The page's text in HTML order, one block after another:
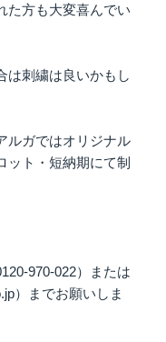
た方も大変喜んでい
は刺繍は良いかもし
ルガではオリジナル
ット・短納期にて制
970-022）または
）までお願いしま